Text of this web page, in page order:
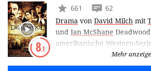
8.1
661
62
Drama von David Milch mit
und Ian McShane
amerikanische Western-
2004 und 2006 auf HBO
Die Geschichte setzt im
Mehr